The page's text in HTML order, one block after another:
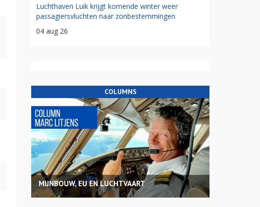
Luchthaven Luik krijgt komende winter weer
passagiersvluchten naar zonbestemmingen
04 aug 26
COLUMNS
MIJNBOUW, EU EN LUCHTVAART